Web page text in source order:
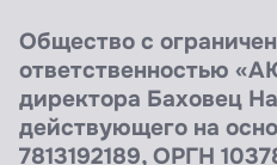
Общество с
ответственностью
директора Баховец
действующего на
7813192189, ОРГН